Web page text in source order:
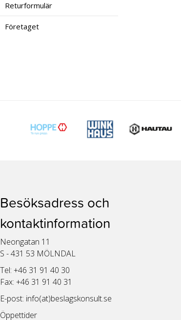
Returformulär
Företaget
Besöksadress och
kontaktinformation
Neongatan 11
S - 431 53 MÖLNDAL
Tel: +46 31 91 40 30
Fax: +46 31 91 40 31
E-post: info(at)beslagskonsult.se
Öppettider